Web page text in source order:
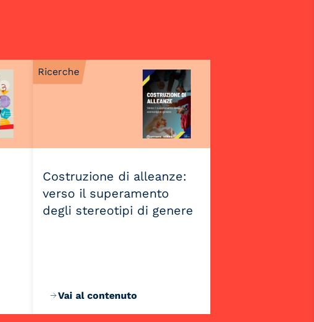
Ricerche
Costruzione di alleanze:
verso il superamento
degli stereotipi di genere
Vai al contenuto